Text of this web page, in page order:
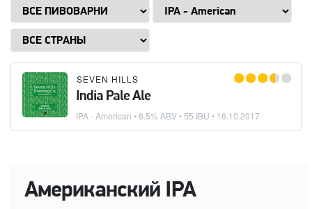
SEVEN HILLS
India Pale Ale
IPA - American • 6.5% ABV • 55 IBU • 16.10.2017
Американский IPA